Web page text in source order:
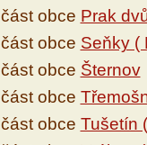
část obce Prak
část obce Seňky (
část obce Šternov
část obce
část obce Tušetín